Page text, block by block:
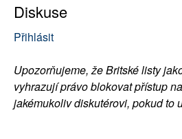
Diskuse
Přihlásit
Upozorňujeme, že Britské listy
vyhrazují právo blokovat přístup
jakémukoliv diskutérovi, pokud to